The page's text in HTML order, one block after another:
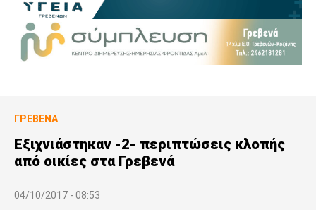
ΓΡΕΒΕΝΆ
Εξιχνιάστηκαν -2- περιπτώσεις κλοπής
από οικίες στα Γρεβενά
04/10/2017 - 08:53